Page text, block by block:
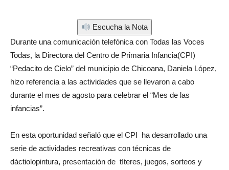
Escucha la Nota
Durante una comunicación telefónica con Todas las Voces
Todas, la Directora del Centro de Primaria Infancia(CPI)
“Pedacito de Cielo” del municipio de Chicoana, Daniela López,
hizo referencia a las actividades que se llevaron a cabo
durante el mes de agosto para celebrar el “Mes de las
infancias”.
En esta oportunidad señaló que el CPI ha desarrollado una
serie de actividades recreativas con técnicas de
dáctiolopintura, presentación de títeres, juegos, sorteos y